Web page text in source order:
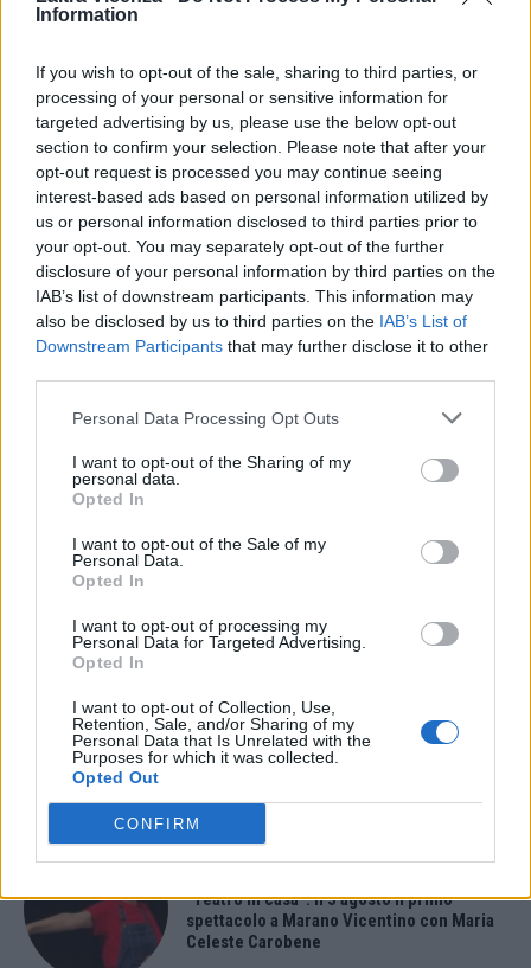
Information
If you wish to opt-out of the sale, sharing to third parties, or
processing of your personal or sensitive information for
targeted advertising by us, please use the below opt-out
section to confirm your selection. Please note that after your
opt-out request is processed you may continue seeing
interest-based ads based on personal information utilized by
us or personal information disclosed to third parties prior to
your opt-out. You may separately opt-out of the further
disclosure of your personal information by third parties on the
IAB’s list of downstream participants. This information may
also be disclosed by us to third parties on the IAB’s List of
Downstream Participants that may further disclose it to other
Personal Data Processing Opt Outs
I want to opt-out of the Sharing of my
personal data.
Opted In
I want to opt-out of the Sale of my
Personal Data.
Opted In
I want to opt-out of processing my
Personal Data for Targeted Advertising.
Opted In
I want to opt-out of Collection, Use,
Retention, Sale, and/or Sharing of my
Personal Data that Is Unrelated with the
Purposes for which it was collected.
Opted Out
CONFIRM
STAY CONNECTED
9,253
Fans
3,533
Follower
2,652
Iscritti
- Advertisement -
ULTIMI ARTICOLI
Paolo Gnutti premiato come eccellenza
EVENTI
Berici in Festival 2026: a Lonigo “Little
Italy, sulla strada del sogno”
“Teatro in casa”: il 5 agosto il primo
spettacolo a Marano Vicentino con Maria
Celeste Carobene